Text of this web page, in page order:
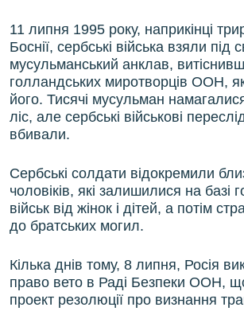
11 липня 1995 року, наприкінці
Боснії, сербські війська взяли під
мусульманський анклав,
голландських миротворців ООН,
його. Тисячі мусульман
ліс, але сербські військові
вбивали.
Сербські солдати відокремили
чоловіків, які залишилися на базі
військ від жінок і дітей, а потім
до братських могил.
Кілька днів тому, 8 липня, Росія
право вето в Раді Безпеки ООН,
проект резолюції про визнання